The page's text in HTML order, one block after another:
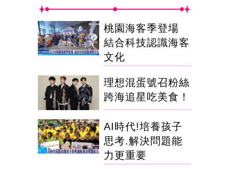
桃園海客季登場
結合科技認識海客
文化
理想混蛋號召粉絲
跨海追星吃美食！
AI時代!培養孩子
思考.解決問題能
力更重要